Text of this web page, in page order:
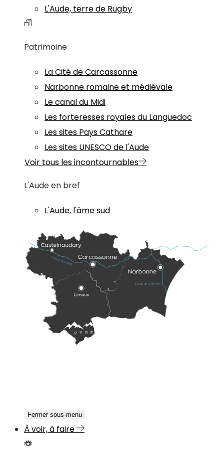
L'Aude, terre de Rugby
Patrimoine
La Cité de Carcassonne
Narbonne romaine et médiévale
Le canal du Midi
Les forteresses royales du Languedoc
Les sites Pays Cathare
Les sites UNESCO de l'Aude
Voir tous les incontournables
L'Aude en bref
L'Aude, l'âme sud
Fermer sous-menu
À voir, à faire